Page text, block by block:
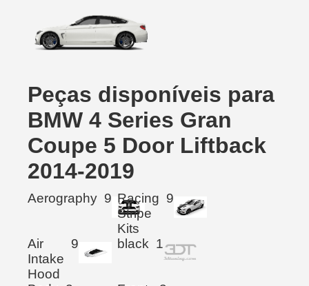
Peças disponíveis para
BMW 4 Series Gran
Coupe 5 Door Liftback
2014-2019
Aerography 9 Racing
Stripe
Kits
9
Air
Intake
Hood
9 black 1